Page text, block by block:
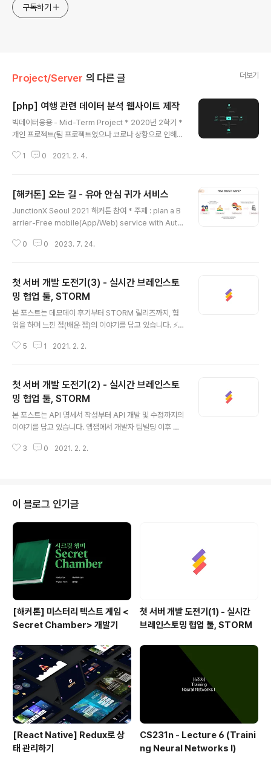
구독하기
Project/Server 의 다른 글 더보기
[php] 여행 관련 데이터 분석 웹사이트 제작
빅데이터응용 - Mid-Term Project * 2020년 2학기 *
개인 프로젝트(팀 프로젝트였으나 코로나 상황으로 인해 1
음에도 불구하고, 과제 기준을 모두 충족했음에 만족함.(특
전달할 수 있었을 것 같아 아쉬움이 남음. 교수님께서 평가
기준에 시각화가 들어가지 않기 때문에 시각화 방법보다는
SQL을 다양하게 쓰라고 하셔서 정보를 어떻게 분석해야
행했음. * 최종 발표 당시 식약처 등에서 제공하는 외부 A
1 0 2021. 2. 4.
[해커톤] 오는 길 - 유아 안심 귀가 서비스
JunctionX Seoul 2021 해커톤 참여 * 주제 : plan a B
arrier-Free mobile(App/Web) service with Auto
at can improve the lives of the underprivileged.
하는 아이들 그룹을 안전하게 귀가시킬 수 있는 공유 모빌
리티 서비스 * 담당 포지션 : 서버 개발자 * React로 개발
됨 * Node.js, MySQL, Sequelize ORM, Amazon E
C2, Amazon RDS 사용 * Github 링크 : ..
0 0 2023. 7. 24.
첫 서버 개발 도전기(3) - 실시간 브레인스토
밍 협업 툴, STORM
본 포스트는 데모데이 후기부터 STORM 릴리즈까지, 협
업을 하며 느낀 점(배운 점)의 이야기를 담고 있습니다. ⚡
데모데이 전날 안드로이드 개발자인 평화오빠와 밤을 새며
서버 개발 도전기를 시작한다! 앱잼의 꽃인 데모데이는 3
주간 열심히 만든 서비스를 대중에게 공개하는 자리라고
할 수 있다. 지난 기수에는 굉장히 큰 장소를 대관해서 많은
외부인들에게 공개했던 것으로 알고 있는데, 이번에는 코
장소에 팀별로 돌아가면서 모여서 멘토님들 앞에서 발표를
5 1 2021. 2. 2.
첫 서버 개발 도전기(2) - 실시간 브레인스토
밍 협업 툴, STORM
본 포스트는 API 명세서 작성부터 API 개발 및 수정까지의
이야기를 담고 있습니다. 앱잼에서 개발자 팀빌딩 이후 가
트 개발자들이 서버 연결을 시도하기 전 최대한 많이(정확
통하다 보면 수정사항이 계속해서 나오게 되지만 그래도
첫주에 바쁜 것이 이후 일정을 고려했을 때 가장 바람직하
다. 1. 서비스의 핵심 기능과 워크플로우를 확인한 후, DB
PI 명세서를 빠르게 작성한다. 3. 작성한 API 명세서대로
API를 개발한다..
3 0 2021. 2. 2.
이 블로그 인기글
[해커톤] 미스터리 텍스트 게임 <
Secret Chamber> 개발기
첫 서버 개발 도전기(1) - 실시간
브레인스토밍 협업 툴, STORM
[React Native] Redux로 상
태 관리하기
CS231n - Lecture 6 (Traini
ng Neural Networks I)